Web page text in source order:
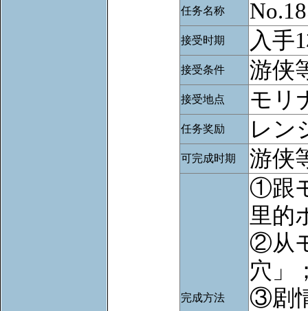
任务名称
接受时期 入手
接受条件 游侠
接受地点 モリ
任务奖励 レン
可完成时期 游侠
完成方法
①跟
里的
②从
穴」
③剧